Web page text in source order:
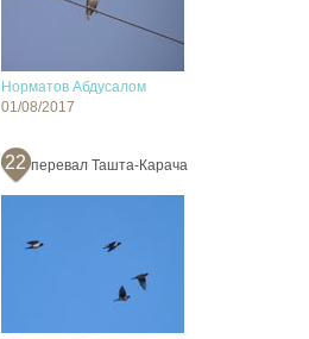
Норматов Абдусалом
01/08/2017
22 перевал Ташта-Карача